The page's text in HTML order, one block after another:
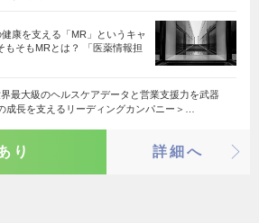
康を支える「MR」というキャ
もそもMRとは？ 「医薬情報担
最大級のヘルスケアデータと営業支援力を武器
成長を支えるリーディングカンパニー＞…
り 詳細へ